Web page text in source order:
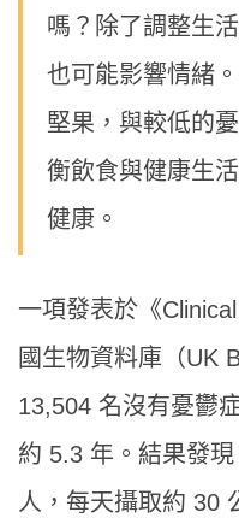
嗎？除了調整生
也可能影響情緒
堅果，與較低的
衡飲食與健康生
健康。
一項發表於《
國生物資料庫（UK
13,504 名沒有憂鬱
約 5.3 年。結果發
人，每天攝取約 30